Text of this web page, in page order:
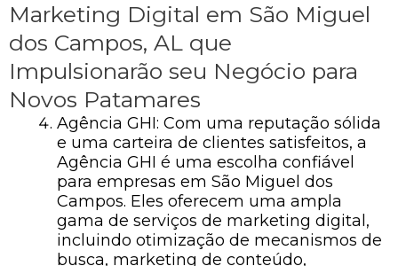
Marketing Digital em São Miguel
dos Campos, AL que
Impulsionarão seu Negócio para
Novos Patamares
Agência GHI: Com uma reputação sólida
e uma carteira de clientes satisfeitos, a
Agência GHI é uma escolha confiável
para empresas em São Miguel dos
Campos. Eles oferecem uma ampla
gama de serviços de marketing digital,
incluindo otimização de mecanismos de
busca, marketing de conteúdo,